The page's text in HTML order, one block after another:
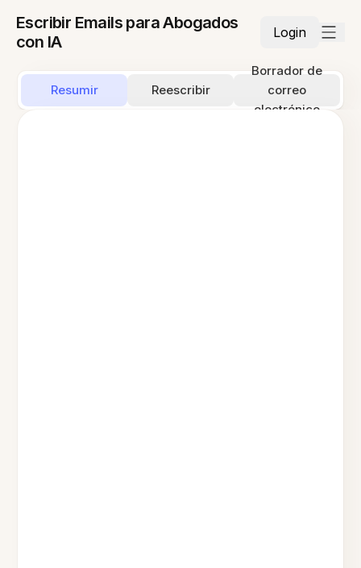
Escribir Emails para Abogados
con IA
Login
Resumir Reescribir
Borrador de
correo
electrónico